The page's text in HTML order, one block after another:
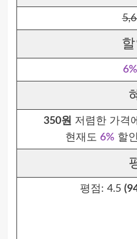
350원 저렴한 가격
현재도 6% 할
평점: 4.5